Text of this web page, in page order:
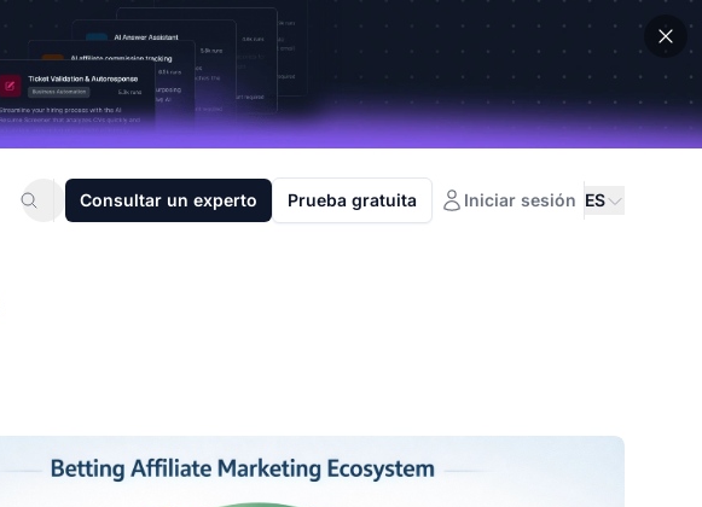
Consultar un experto Prueba gratuita Iniciar sesión ES